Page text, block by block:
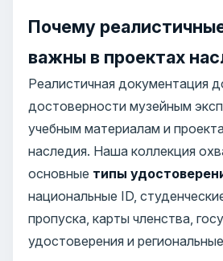
Почему
важны в проектах
Реалистичная документация
достоверности музейным
учебным материалам и
наследия. Наша коллекция
основные типы
национальные ID,
пропуска, карты членства,
удостоверения и